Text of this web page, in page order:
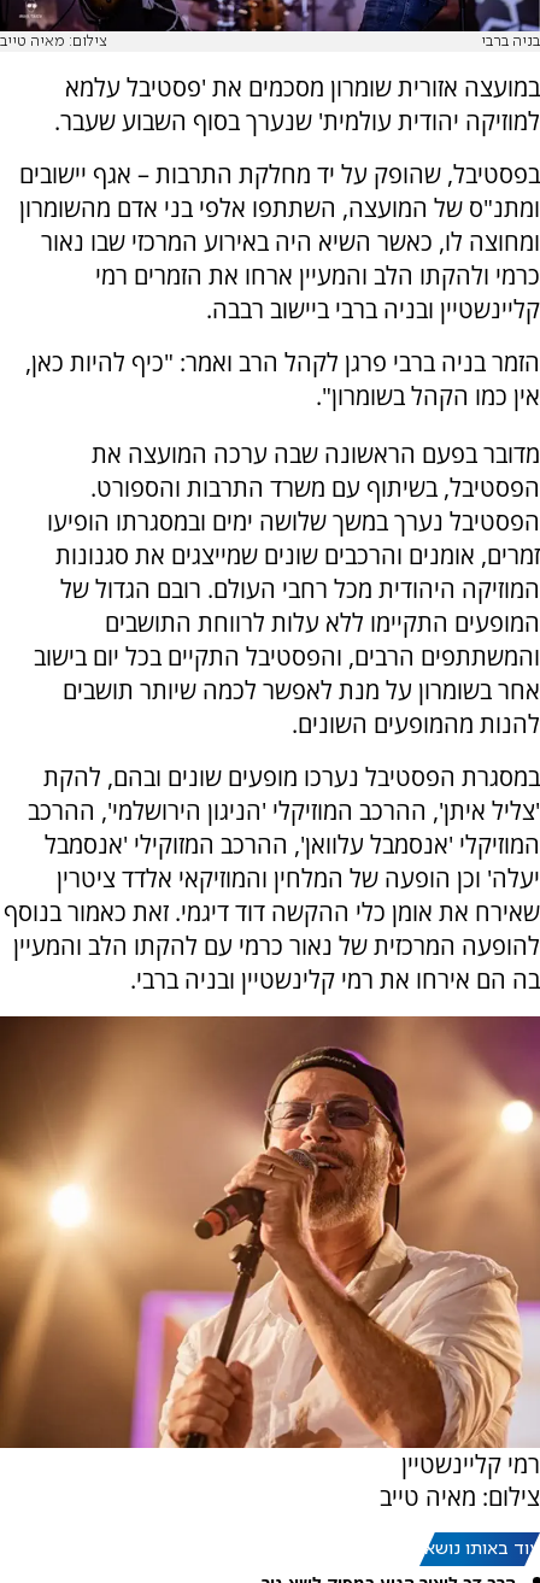
בניה ברבי צילום: מאיה טייב
במועצה אזורית שומרון מסכמים את 'פסטיבל עלמא
למוזיקה יהודית עולמית' שנערך בסוף השבוע שעבר.
בפסטיבל, שהופק על יד מחלקת התרבות – אגף יישובים
ומתנ"ס של המועצה, השתתפו אלפי בני אדם מהשומרון
ומחוצה לו, כאשר השיא היה באירוע המרכזי שבו נאור
כרמי ולהקתו הלב והמעיין ארחו את הזמרים רמי
קליינשטיין ובניה ברבי ביישוב רבבה.
הזמר בניה ברבי פרגן לקהל הרב ואמר: "כיף להיות כאן,
אין כמו הקהל בשומרון".
מדובר בפעם הראשונה שבה ערכה המועצה את
הפסטיבל, בשיתוף עם משרד התרבות והספורט.
הפסטיבל נערך במשך שלושה ימים ובמסגרתו הופיעו
זמרים, אומנים והרכבים שונים שמייצגים את סגנונות
המוזיקה היהודית מכל רחבי העולם. רובם הגדול של
המופעים התקיימו ללא עלות לרווחת התושבים
והמשתתפים הרבים, והפסטיבל התקיים בכל יום בישוב
אחר בשומרון על מנת לאפשר לכמה שיותר תושבים
להנות מהמופעים השונים.
במסגרת הפסטיבל נערכו מופעים שונים ובהם, להקת
'צליל איתן', ההרכב המוזיקלי 'הניגון הירושלמי', ההרכב
המוזיקלי 'אנסמבל עלוואן', ההרכב המזוקילי 'אנסמבל
יעלה' וכן הופעה של המלחין והמוזיקאי אלדד ציטרין
שאירח את אומן כלי ההקשה דוד דיגמי. זאת כאמור בנוסף
להופעה המרכזית של נאור כרמי עם להקתו הלב והמעיין
בה הם אירחו את רמי קלינשטיין ובניה ברבי.
רמי קליינשטיין
צילום: מאיה טייב
עוד באותו נושא: